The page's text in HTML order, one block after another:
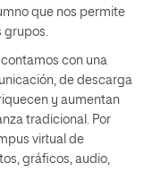
que nos permite
grupos.
con una
de descarga
y aumentan
tradicional. Por
virtual de
gráficos, audio,